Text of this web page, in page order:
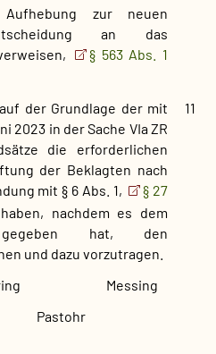
zur neuen
an das
§ 563 Abs. 1
11
der Grundlage der mit
2023 in der Sache VIa ZR
die erforderlichen
der Beklagten nach
mit § 6 Abs. 1,
§ 27
nachdem es dem
hat, den
und dazu vorzutragen.
Messing